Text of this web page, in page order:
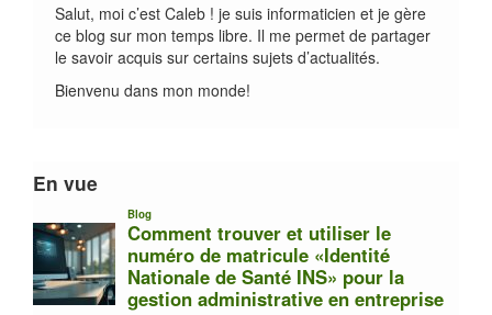
Salut, moi c’est Caleb ! je suis informaticien et je gère
ce blog sur mon temps libre. Il me permet de partager
le savoir acquis sur certains sujets d’actualités.
Bienvenu dans mon monde!
En vue